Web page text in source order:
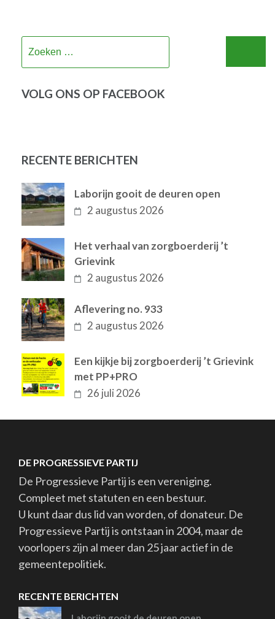
VOLG ONS OP FACEBOOK
RECENTE BERICHTEN
Laborijn gooit de deuren open
2 augustus 2026
Het verhaal van zorgboerderij ’t
Grievink
2 augustus 2026
Aflevering no. 933
2 augustus 2026
Een kijkje bij zorgboerderij ’t Grievink
met PP+PRO
26 juli 2026
DE PROGRESSIEVE PARTIJ
De Progressieve Partij is een vereniging.
Compleet met statuten en een bestuur.
U kunt daar dus lid van worden, of donateur. De
Progressieve Partij is ontstaan in 2004, maar de
voorlopers zijn al meer dan 25 jaar actief in de
gemeentepolitiek.
RECENTE BERICHTEN